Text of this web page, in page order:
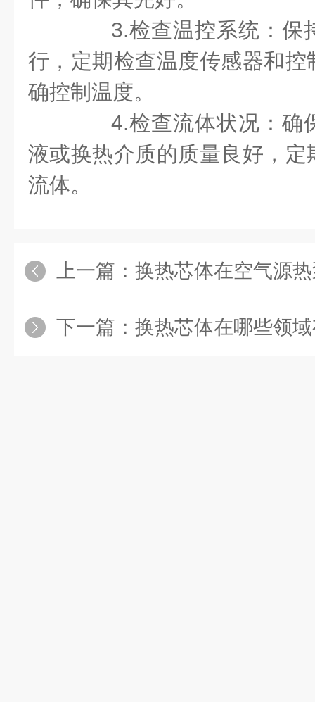
3.检查温控系统：保
行，定期检查温度传感器和
确控制温度。
4.检查流体状况：确
液或换热介质的质量良好，
流体。
上一篇： 换热芯体在空气源
下一篇： 换热芯体在哪些领